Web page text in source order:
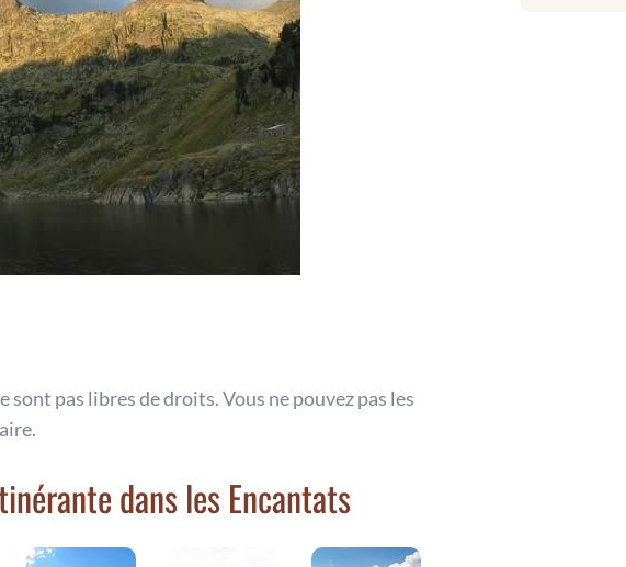
pas libres de droits. Vous ne pouvez pas les
dans les Encantats